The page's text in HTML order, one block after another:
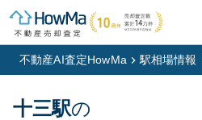
不動産AI査定HowMa 駅相場情報
十三駅の